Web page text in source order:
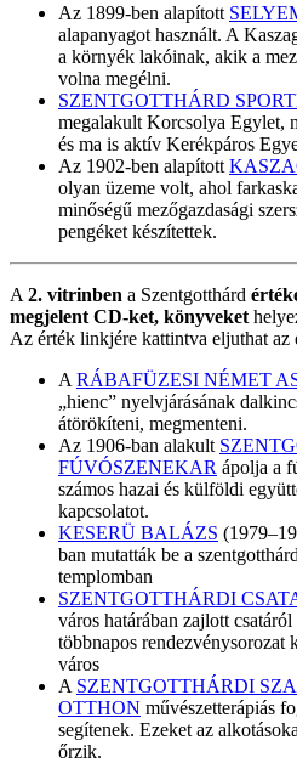
Az 1899-ben alapított
alapanyagot használt. A
a környék lakóinak, akik a
volna megélni.
SZENTGOTTHÁRD
megalakult Korcsolya Egylet,
és ma is aktív Kerékpáros
Az 1902-ben alapított
olyan üzeme volt, ahol
minőségű mezőgazdasági
pengéket készítettek.
A 2. vitrinben a Szentgotthárd
megjelent CD-ket, könyveket
Az érték linkjére kattintva eljuthat az
A RÁBAFÜZESI NÉMET
„hienc” nyelvjárásának
átörökíteni, megmenteni.
Az 1906-ban alakult
FÚVÓSZENEKAR ápolja a
számos hazai és külföldi
kapcsolatot.
KESERÜ BALÁZS
ban mutatták be a
templomban
SZENTGOTTHÁRDI
város határában zajlott
többnapos rendezvénysorozat
város
A SZENTGOTTHÁRDI
OTTHON művészetterápiás
segítenek. Ezeket az
őrzik.